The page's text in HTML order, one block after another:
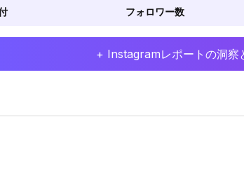
フォロワー数
+ Instagramレポートの洞察